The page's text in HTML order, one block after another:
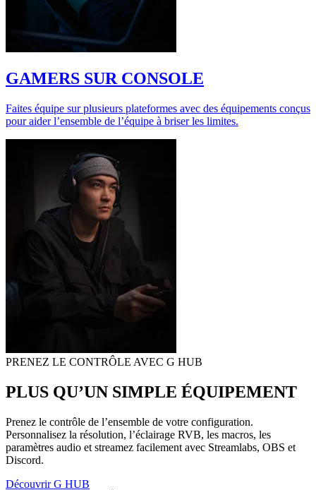
GAMERS SUR CONSOLE
Faites équipe sur plusieurs plateformes avec des équipements conçus
pour aider l’ensemble de l’équipe à briser les limites.
PRENEZ LE CONTRÔLE AVEC G HUB
PLUS QU’UN SIMPLE ÉQUIPEMENT
Prenez le contrôle de l’ensemble de votre configuration.
Personnalisez la résolution, l’éclairage RVB, les macros, les
paramètres audio et streamez facilement avec Streamlabs, OBS et
Discord.
Découvrir G HUB